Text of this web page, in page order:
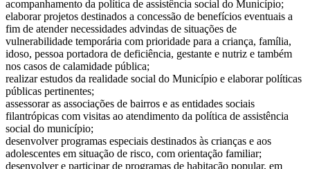
acompanhamento da política de assistência social do Município;
elaborar projetos destinados a concessão de benefícios eventuais a
fim de atender necessidades advindas de situações de
vulnerabilidade temporária com prioridade para a criança, família,
idoso, pessoa portadora de deficiência, gestante e nutriz e também
nos casos de calamidade pública;
realizar estudos da realidade social do Município e elaborar políticas
públicas pertinentes;
assessorar as associações de bairros e as entidades sociais
filantrópicas com visitas ao atendimento da política de assistência
social do município;
desenvolver programas especiais destinados às crianças e aos
adolescentes em situação de risco, com orientação familiar;
desenvolver e participar de programas de habitação popular, em